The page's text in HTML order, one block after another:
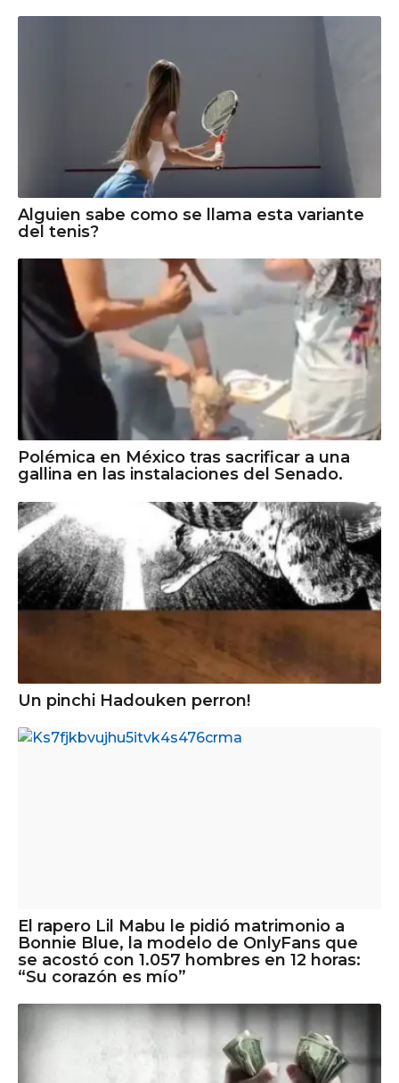
Alguien sabe como se llama esta variante
del tenis?
Polémica en México tras sacrificar a una
gallina en las instalaciones del Senado.
Un pinchi Hadouken perron!
El rapero Lil Mabu le pidió matrimonio a
Bonnie Blue, la modelo de OnlyFans que
se acostó con 1.057 hombres en 12 horas:
“Su corazón es mío”​